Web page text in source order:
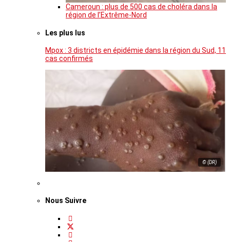
Cameroun : plus de 500 cas de choléra dans la
région de l’Extrême-Nord
Les plus lus
Mpox : 3 districts en épidémie dans la région du Sud, 11
cas confirmés
© (DR)
Nous Suivre